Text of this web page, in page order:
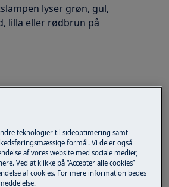
lyser grøn, gul,
lilla eller rødbrun på
viser luftkvaliteten i
af forskelligt farvede lys.
teknologier til sideoptimering samt
formål. Vi deler også
af vores website med sociale medier,
Ved at klikke på “Accepter alle cookies”
af cookies. For mere information bedes